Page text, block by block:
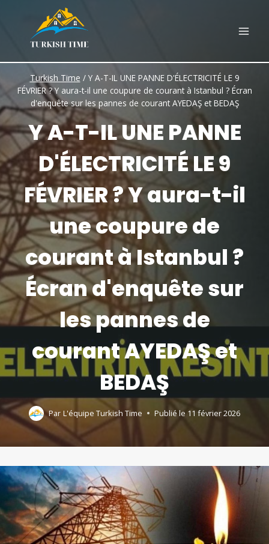
content
Turkish Time / Y A-T-IL UNE PANNE D'ÉLECTRICITÉ LE 9
FÉVRIER ? Y aura-t-il une coupure de courant à Istanbul ? Écran
d'enquête sur les pannes de courant AYEDAŞ et BEDAŞ
Y A-T-IL UNE PANNE
D'ÉLECTRICITÉ LE 9
FÉVRIER ? Y aura-t-il
une coupure de
courant à Istanbul ?
Écran d'enquête sur
les pannes de
courant AYEDAŞ et
BEDAŞ
Par L'équipe Turkish Time Publié le 11 février 2026